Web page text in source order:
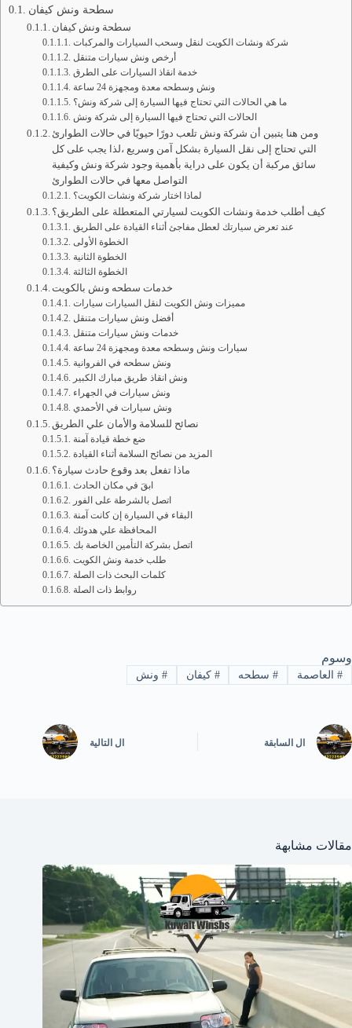
سطحة ونش كيفان
سطحة ونش كيفان
شركة ونشات الكويت لنقل وسحب السيارات والمركبات
أرخص ونش سيارات متنقل
خدمة انقاذ السيارات على الطرق
ونش وسطحه معدة ومجهزة 24 ساعة
ما هي الحالات التي تحتاج فيها السيارة إلى شركة ونش؟
الحالات التي تحتاج فيها السيارة إلى شركة ونش
ومن هنا يتبين أن شركة ونش تلعب دورًا حيويًا في حالات الطوارئ
التي تحتاج إلى نقل السيارة بشكل آمن وسريع ،لذا يجب على كل
سائق مركبة أن يكون على دراية بأهمية وجود شركة ونش وكيفية
التواصل معها في حالات الطوارئ
لماذا اختار شركة ونشات الكويت؟
كيف أطلب خدمة ونشات الكويت لسيارتي المتعطلة على الطريق؟
عند تعرض سيارتك لعطل مفاجئ أثناء القيادة على الطريق
الخطوة الأولى
الخطوة الثانية
الخطوة الثالثة
خدمات سطحه ونش بالكويت
مميزات ونش الكويت لنقل السيارات سيارات
أفضل ونش سيارات متنقل
خدمات ونش سيارات متنقل
سيارات ونش وسطحه معدة ومجهزة 24 ساعة
ونش سطحه في الفروانية
ونش انقاذ طريق مبارك الكبير
ونش سيارات في الجهراء
ونش سيارات في الأحمدي
نصائح للسلامة والأمان علي الطريق
ضع خطة قيادة آمنة
المزيد من نصائح السلامة أثناء القيادة
ماذا تفعل بعد وقوع حادث سيارة؟
ابقَ في مكان الحادث
اتصل بالشرطة على الفور
البقاء في السيارة إن كانت آمنة
المحافظة علي هدوئك
اتصل بشركة التأمين الخاصة بك
طلب خدمة ونش الكويت
كلمات البحث ذات الصلة
روابط ذات الصلة
وسوم
#العاصمة #سطحه # كيفان # ونش
ال السابقة ال التالية
مقالات مشابهة